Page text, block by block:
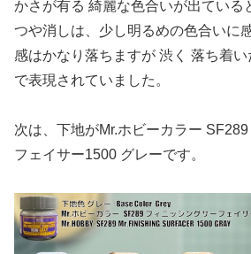
かさが有る 綺麗な色合いが出ている
つや消しは、少し明るめの色合いに
感はかなり落ちますが 渋く 落ち着
で表現されていました。
次は、下地がMr.ホビーカラー
フェイサー1500 グレーです。